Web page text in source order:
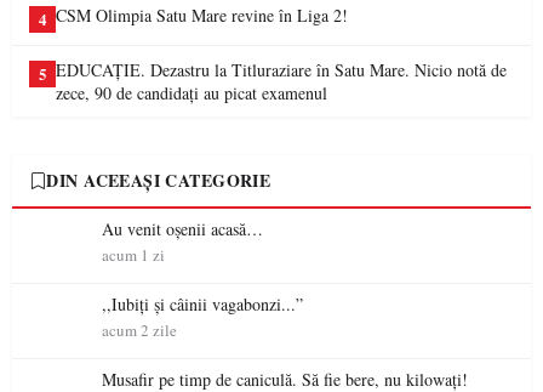
4 CSM Olimpia Satu Mare revine în Liga 2!
5 EDUCAȚIE. Dezastru la Titluraziare în Satu Mare. Nicio notă de
zece, 90 de candidați au picat examenul
DIN ACEEAȘI CATEGORIE
Au venit oșenii acasă…
acum 1 zi
,,Iubiți și câinii vagabonzi...”
acum 2 zile
Musafir pe timp de caniculă. Să fie bere, nu kilowați!